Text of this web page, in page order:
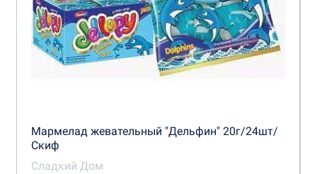
Мармелад жевательный "Дельфин" 20г/24шт/
Скиф
Сладкий Дом